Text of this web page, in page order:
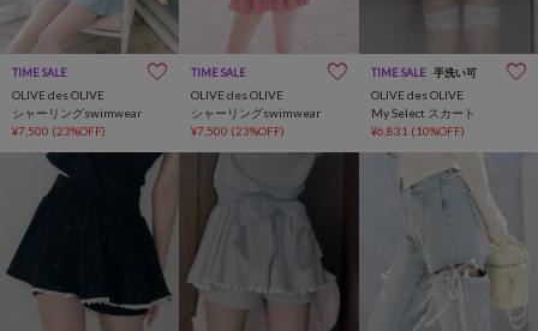
TIME SALE
OLIVE des OLIVE
シャーリングswimwear
¥7,500 (23%OFF)
TIME SALE
OLIVE des OLIVE
シャーリングswimwear
¥7,500 (23%OFF)
TIME SALE 手洗い可
OLIVE des OLIVE
My Select スカート
¥6,831 (10%OFF)